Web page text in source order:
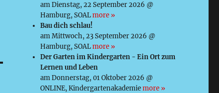
am Dienstag, 22 September 2026 @
Hamburg, SOALmore »
Bau dich schlau!
am Mittwoch, 23 September 2026 @
Hamburg, SOALmore »
Der Garten im Kindergarten - Ein Ort zum
Lernen und Leben
am Donnerstag, 01 Oktober 2026 @
ONLINE, Kindergartenakademiemore »